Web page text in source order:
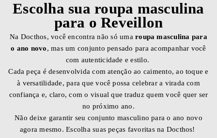
Escolha sua roupa masculina
para o Reveillon
Na Docthos, você encontra não só umaroupa masculina para
o ano novo, mas um conjunto pensado para acompanhar você
com autenticidade e estilo.
Cada peça é desenvolvida com atenção ao caimento, ao toque e
à versatilidade, para que você possa celebrar a virada com
confiança e, claro, com o visual que traduz quem você quer ser
no próximo ano.
Não deixe garantir seu conjunto masculino para o ano novo
agora mesmo. Escolha suas peças favoritas na Docthos!